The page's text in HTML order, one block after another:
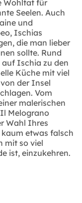
Wohltat für
Seelen. Auch
und
Ischias
die man lieber
sollte. Rund
auf Ischia zu den
Küche mit viel
der Insel
Vom
malerischen
Melograno
Wahl Ihres
etwas falsch
mit so viel
ist, einzukehren.